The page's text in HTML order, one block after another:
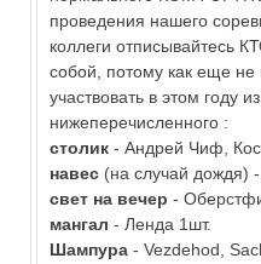
проведения нашего
коллеги отписывайтесь
собой, потому как еще не
участвовать в этом году
нижеперечисленного :
столик - Андрей Чиф,
навес (на случай
свет на вечер -
мангал - Ленда 1шт.
Шампура - Vezdehod,